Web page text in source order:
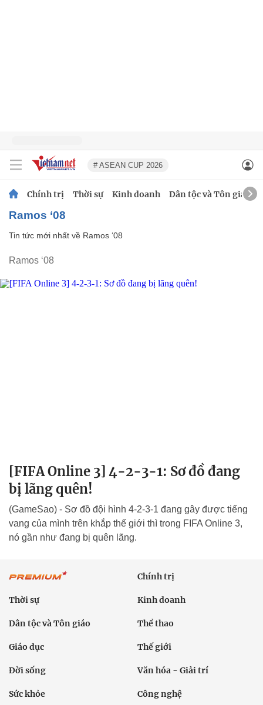
# ASEAN CUP 2026
Chính trị Thời sự Kinh doanh Dân tộc và Tôn giáo
Ramos ‘08
Tin tức mới nhất về Ramos ‘08
Ramos ‘08
[FIFA Online 3] 4-2-3-1: Sơ đồ đang
bị lãng quên!
(GameSao) - Sơ đồ đội hình 4-2-3-1 đang gây được tiếng
vang của mình trên khắp thế giới thì trong FIFA Online 3,
nó gần như đang bị quên lãng.
Chính trị
Thời sự Kinh doanh
Dân tộc và Tôn giáo Thể thao
Giáo dục Thế giới
Đời sống Văn hóa - Giải trí
Sức khỏe Công nghệ